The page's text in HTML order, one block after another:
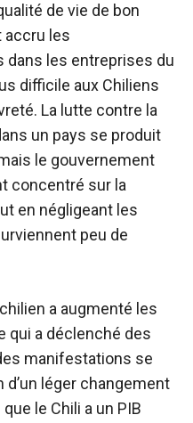
de vie de bon
accru les
les entreprises du
difficile aux Chiliens
La lutte contre la
un pays se produit
le gouvernement
concentré sur la
en négligeant les
peu de
a augmenté les
qui a déclenché des
manifestations se
léger changement
le Chili a un PIB